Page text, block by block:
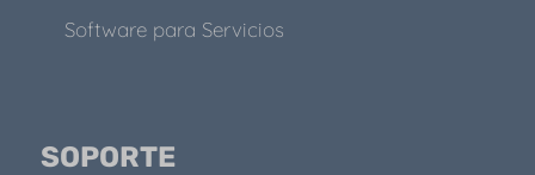
Software para Servicios
SOPORTE